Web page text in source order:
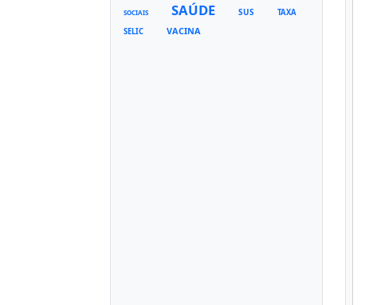
SOCIAIS SAÚDE SUS
TAXA
SELIC
VACINA